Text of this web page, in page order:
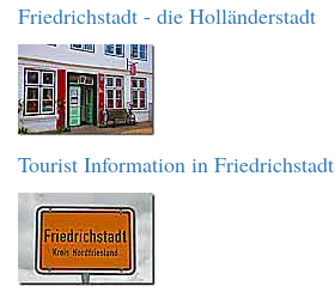
Friedrichstadt - die Holländerstadt
Tourist Information in Friedrichstadt